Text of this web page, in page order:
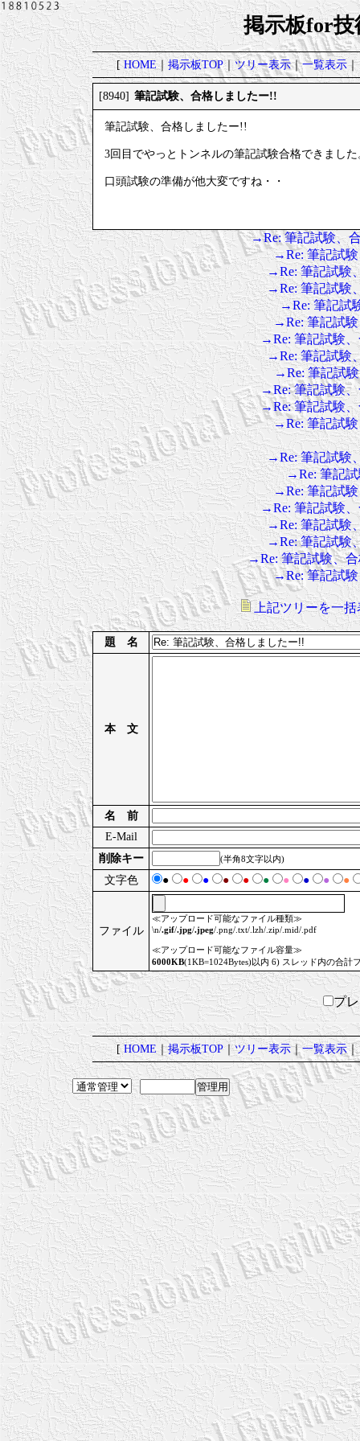
掲示板for技
[HOME｜掲示板TOP｜ツリー表示｜一覧表示｜
[8940] 筆記試験、合格しましたー!!
筆記試験、合格しましたー!!
3回目でやっとトンネルの筆記試験合格できました
口頭試験の準備が他大変ですね・・
→Re: 筆記試験、
→Re: 筆記試
→Re: 筆記試験
→Re: 筆記試験
→Re: 筆記試
→Re: 筆記試
→Re: 筆記試験
→Re: 筆記試験
→Re: 筆記試
→Re: 筆記試験
→Re: 筆記試験
→Re: 筆記試
→Re: 筆記試験
→Re: 筆記
→Re: 筆記試
→Re: 筆記試験
→Re: 筆記試験
→Re: 筆記試験
→Re: 筆記試験、
→Re: 筆記試
上記ツリーを一括
題 名
本 文
名 前
E-Mail
削除キー
(半角8文字以内)
文字色 ● ● ● ● ● ● ● ● ● ●
ファイル
≪アップロード可能なファイル種類≫
\n/.gif/.jpg/.jpeg/.png/.txt/.lzh/.zip/.mid/.pdf
≪アップロード可能なファイル容量≫
6000KB(1KB=1024Bytes)以内 6) スレッド内の合計
プ
[HOME｜掲示板TOP｜ツリー表示｜一覧表示｜